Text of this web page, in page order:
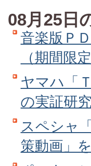
08月25日
音楽版Ｐ
（期間限定
ヤマハ「
の実証研
スペシャ
策動画」